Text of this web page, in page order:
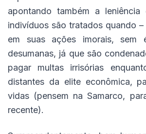
apontando também a
indivíduos são tratados quando
em suas ações imorais, sem
desumanas, já que são
pagar multas irrisórias
distantes da elite econômica,
vidas (pensem na Samarco,
recente).